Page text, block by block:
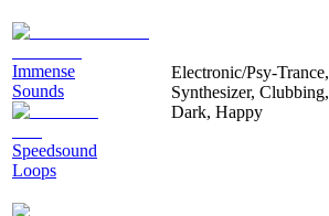
Immense
Sounds
Speedsound
Loops
Electronic/Psy-Trance,
Synthesizer, Clubbing,
Dark, Happy